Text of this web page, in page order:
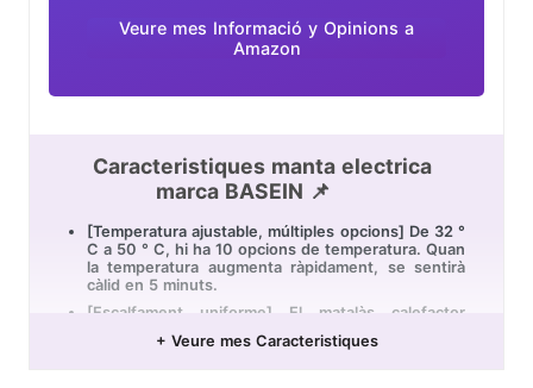
Veure mes Informació y Opinions a
Amazon
Caracteristiques manta electrica
marca BASEIN 📌
[Temperatura ajustable, múltiples opcions] De 32 °
C a 50 ° C, hi ha 10 opcions de temperatura. Quan
la temperatura augmenta ràpidament, se sentirà
càlid en 5 minuts.
[Escalfament uniforme] El matalàs calefactor
* 185 cm) en només 30-60 minuts. El coll,
+ Veure mes Caracteristiques